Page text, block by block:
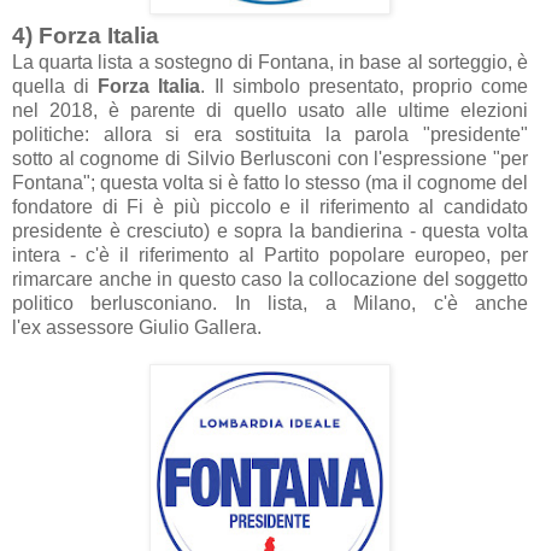
4) Forza Italia
La quarta lista a sostegno di Fontana, in base al sorteggio, è
quell a di Forza Italia. Il simbolo presentato, proprio come
nel 2018, è parente di quello usato alle ultime elezioni
politiche: allora si era sostituita l a parola "presidente"
sotto al cognome di Silvio Berlusconi con l'espressione "per
Fontana"; questa volta si è fatto lo stesso (ma il cognome del
fondatore di Fi è più piccolo e il riferimentoal candidato
presidente è cresciuto) e sopra l a bandierina - questa volta
intera - c'è il riferimento al Partito popol are europeo, per
rimarcare anche in questo caso l a collocazione del soggetto
politico berlusconiano. In lista, a Milano, c'èanche
l'ex assessore Giulio Gallera.